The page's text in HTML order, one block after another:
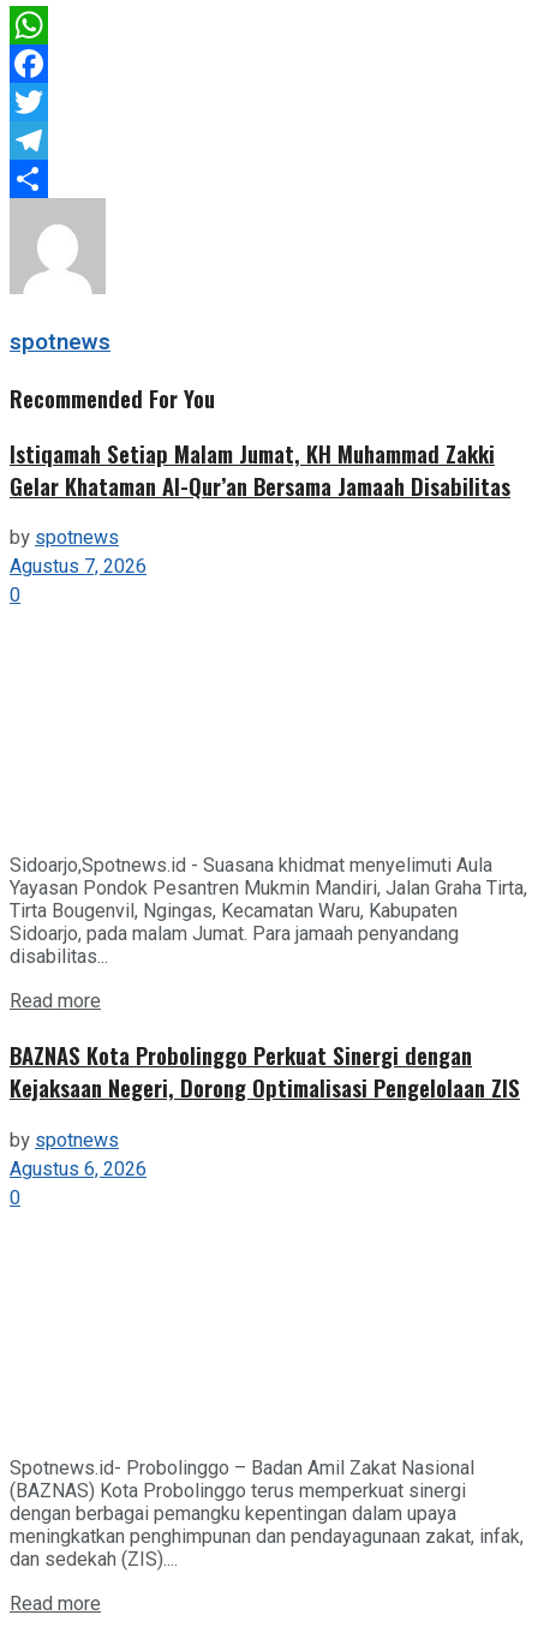
WhatsApp
Facebook
Twitter
Telegram
Share
spotnews
Recommended For You
Istiqamah Setiap Malam Jumat, KH Muhammad Zakki
Gelar Khataman Al-Qur’an Bersama Jamaah Disabilitas
byspotnews
Agustus 7, 2026
0
Sidoarjo,Spotnews.id - Suasana khidmat menyelimuti Aula
Yayasan Pondok Pesantren Mukmin Mandiri, Jalan Graha Tirta,
Tirta Bougenvil, Ngingas, Kecamatan Waru, Kabupaten
Sidoarjo, pada malam Jumat. Para jamaah penyandang
disabilitas...
Read more
BAZNAS Kota Probolinggo Perkuat Sinergi dengan
Kejaksaan Negeri, Dorong Optimalisasi Pengelolaan ZIS
by spotnews
Agustus 6, 2026
0
Spotnews.id- Probolinggo – Badan Amil Zakat Nasional
(BAZNAS) Kota Probolinggo terus memperkuat sinergi
dengan berbagai pemangku kepentingan dalam upaya
meningkatkan penghimpunan dan pendayagunaan zakat, infak,
dan sedekah (ZIS)....
Read more